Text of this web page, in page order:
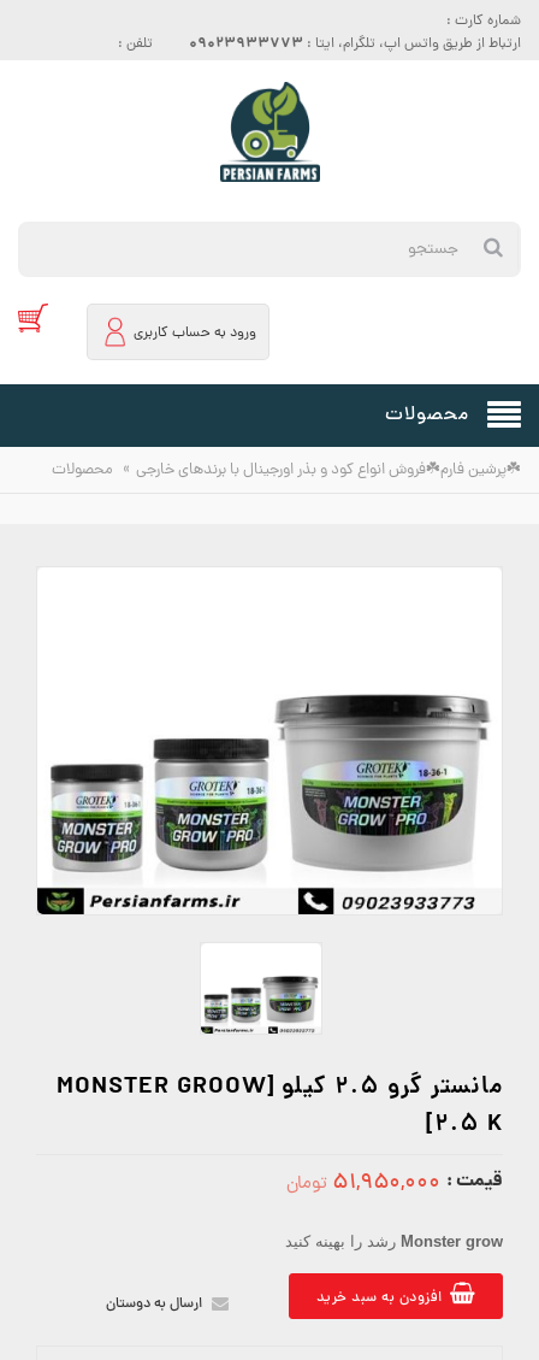
شماره کارت :
ارتباط از طریق واتس اپ، تلگرام، ایتا : 09023933773 تلفن :
ورود به حساب کاربری
محصولات
☘️پرشین فارم☘️فروش انواع کود و بذر اورجینال با برندهای خارجی » محصولات
مانستر گرو 2.5 کیلو [MONSTER GROOW
2.5 K]
قیمت : ۵۱,۹۵۰,۰۰۰ تومان
Monster grow رشد را بهینه کنید
افزودن به سبد خرید ارسال به دوستان